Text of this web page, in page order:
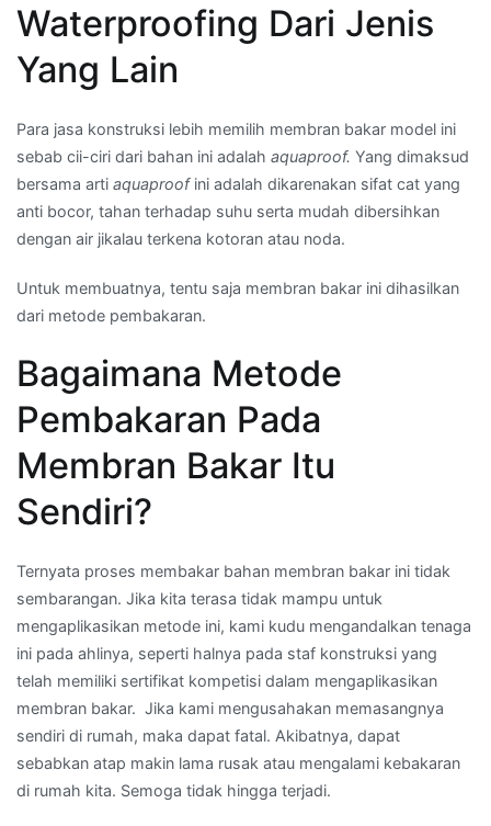
Waterproofing Dari Jenis
Yang Lain
Para jasa konstruksi lebih memilih membran bakar model ini
sebab cii-ciri dari bahan ini adalah aquaproof. Yang dimaksud
bersama arti aquaproof ini adalah dikarenakan sifat cat yang
anti bocor, tahan terhadap suhu serta mudah dibersihkan
dengan air jikalau terkena kotoran atau noda.
Untuk membuatnya, tentu saja membran bakar ini dihasilkan
dari metode pembakaran.
Bagaimana Metode
Pembakaran Pada
Membran Bakar Itu
Sendiri?
Ternyata proses membakar bahan membran bakar ini tidak
sembarangan. Jika kita terasa tidak mampu untuk
mengaplikasikan metode ini, kami kudu mengandalkan tenaga
ini pada ahlinya, seperti halnya pada staf konstruksi yang
telah memiliki sertifikat kompetisi dalam mengaplikasikan
membran bakar. Jika kami mengusahakan memasangnya
sendiri di rumah, maka dapat fatal. Akibatnya, dapat
sebabkan atap makin lama rusak atau mengalami kebakaran
di rumah kita. Semoga tidak hingga terjadi.